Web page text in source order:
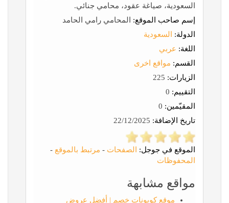
السعودية، صياغة عقود، محامي جنائي.
إسم صاحب الموقع: المحامي رامي الحامد
الدولة:
السعودية
اللغة: عربي
القسم: مواقع اخرى
الزيارات:
التقييم:
المقيّمين:
تاريخ الإضافة:
الموقع في جوجل: الصفحات - مرتبط بالموقع -
المحفوظات
مواقع مشابهة
موقع كوبونات خصم | أفضل عروض